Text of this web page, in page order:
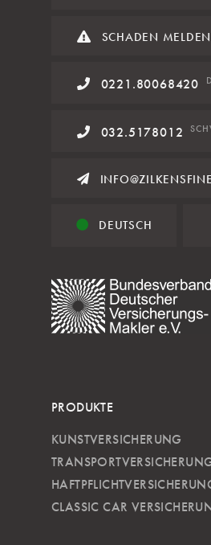
SCHADEN MELDEN
0221.80068420
032.5178012
DEUTSCH
PRODUKTE
KUNSTVERSICHERUNG
CLASSIC CAR